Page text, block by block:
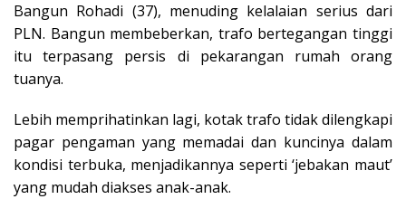
Bangun Rohadi (37), menuding kelalaian serius dari
PLN. Bangun membeberkan, trafo bertegangan tinggi
itu terpasang persis di pekarangan rumah orang
tuanya.
Lebih memprihatinkan lagi, kotak trafo tidak dilengkapi
pagar pengaman yang memadai dan kuncinya dalam
kondisi terbuka, menjadikannya seperti ‘jebakan maut’
yang mudah diakses anak-anak.